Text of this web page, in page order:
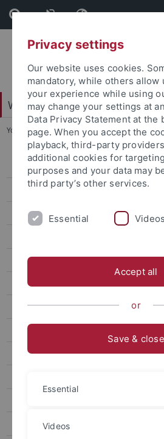
Skip
to
content
Skip
to
footer
Web-Styleguide Uni Tübingen
You are here: Startseite ... News
News
Box Standard grau
News weiß ohne Bild
Box ohne Bild mit Rahmen
Box mit Bild mit Rahmen
Box weiß
Box anthrazit
Pfeile weiß
Box kompakt
Privacy settings
Our website uses cookies.
mandatory, while others allow
your experience while using
may change your settings at
Data Privacy Statement at the
page. When you accept the
playback, third-party
additional cookies for
purposes and your data may
third party’s other services.
Essential Videos
Accept all
or
Save & close
Essential
Videos